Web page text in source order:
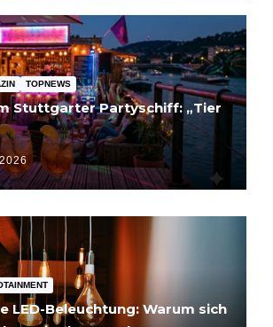
TOPNEWS
Stuttgarter Partyschiff: „Tier
LED-Beleuchtung: Warum sich